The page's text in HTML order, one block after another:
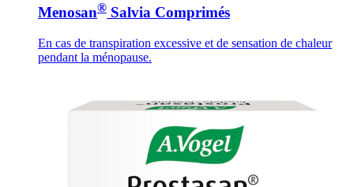
Menosan® Salvia Comprimés
En cas de transpiration excessive et de sensation de chaleur
pendant la ménopause.